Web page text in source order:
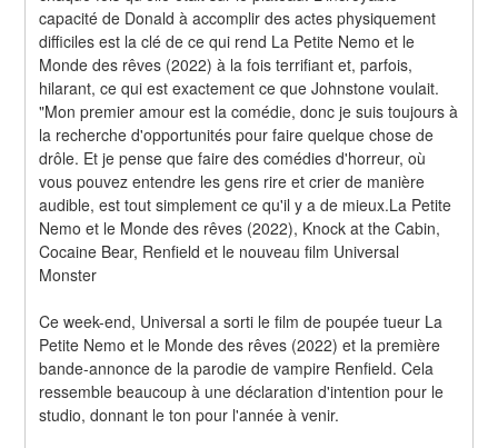
capacité de Donald à accomplir des actes physiquement
difficiles est la clé de ce qui rend La Petite Nemo et le
Monde des rêves (2022) à la fois terrifiant et, parfois,
hilarant, ce qui est exactement ce que Johnstone voulait.
"Mon premier amour est la comédie, donc je suis toujours à
la recherche d'opportunités pour faire quelque chose de
drôle. Et je pense que faire des comédies d'horreur, où
vous pouvez entendre les gens rire et crier de manière
audible, est tout simplement ce qu'il y a de mieux.La Petite
Nemo et le Monde des rêves (2022), Knock at the Cabin,
Cocaine Bear, Renfield et le nouveau film Universal
Monster
Ce week-end, Universal a sorti le film de poupée tueur La
Petite Nemo et le Monde des rêves (2022) et la première
bande-annonce de la parodie de vampire Renfield. Cela
ressemble beaucoup à une déclaration d'intention pour le
studio, donnant le ton pour l'année à venir.